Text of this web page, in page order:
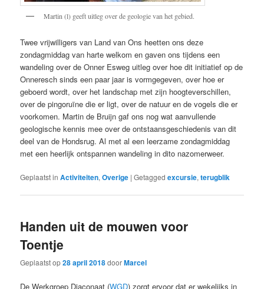
Martin (l) geeft uitleg over de geologie van het gebied.
Twee vrijwilligers van Land van Ons heetten ons deze
zondagmiddag van harte welkom en gaven ons tijdens een
wandeling over de Onner Esweg uitleg over hoe dit initiatief op de
Onneresch sinds een paar jaar is vormgegeven, over hoe er
geboerd wordt, over het landschap met zijn hoogteverschillen,
over de pingoruïne die er ligt, over de natuur en de vogels die er
voorkomen. Martin de Bruijn gaf ons nog wat aanvullende
geologische kennis mee over de ontstaansgeschiedenis van dit
deel van de Hondsrug. Al met al een leerzame zondagmiddag
met een heerlijk ontspannen wandeling in dito nazomerweer.
Geplaatst in Activiteiten,Overige |Getagged excursie,terugblik
Handen uit de mouwen voor
Toentje
Geplaatst op28 april 2018doorMarcel
De Werkgroep Diaconaat (WGD) zorgt ervoor dat er wekelijks in